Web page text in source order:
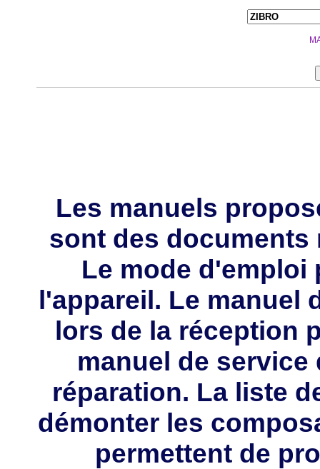
Les manuels
sont des documents
Le mode d'emploi
l'appareil. Le manuel
lors de la réception
manuel de
réparation. La liste
démonter les
permettent de